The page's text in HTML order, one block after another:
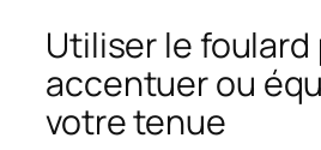
Utiliser le foulard
accentuer ou
votre tenue